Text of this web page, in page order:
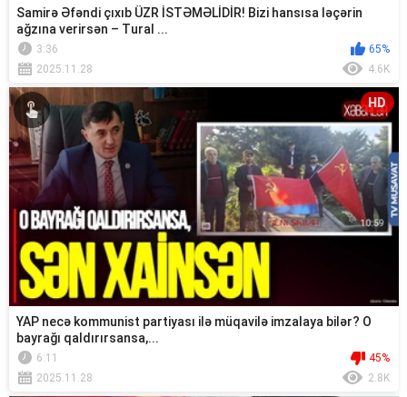
Samirə Əfəndi çıxıb ÜZR İSTƏMƏLİDİR! Bizi hansısa ləçərin
ağzına verirsən – Tural ...
3:36
65%
2025.11.28
4.6K
HD
YAP necə kommunist partiyası ilə müqavilə imzalaya bilər? O
bayrağı qaldırırsansa,...
6:11
45%
2025.11.28
2.8K